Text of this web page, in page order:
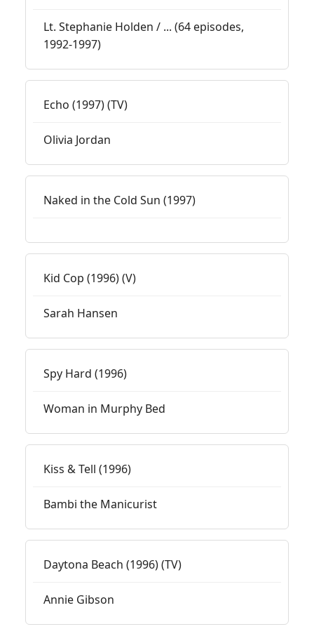
Lt. Stephanie Holden / ... (64 episodes,
1992-1997)
Echo (1997) (TV)
Olivia Jordan
Naked in the Cold Sun (1997)
Kid Cop (1996) (V)
Sarah Hansen
Spy Hard (1996)
Woman in Murphy Bed
Kiss & Tell (1996)
Bambi the Manicurist
Daytona Beach (1996) (TV)
Annie Gibson